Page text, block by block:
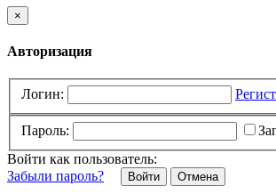
×
Авторизация
Логин:
Пароль:
Войти как пользователь:
Забыли пароль?
Отмена